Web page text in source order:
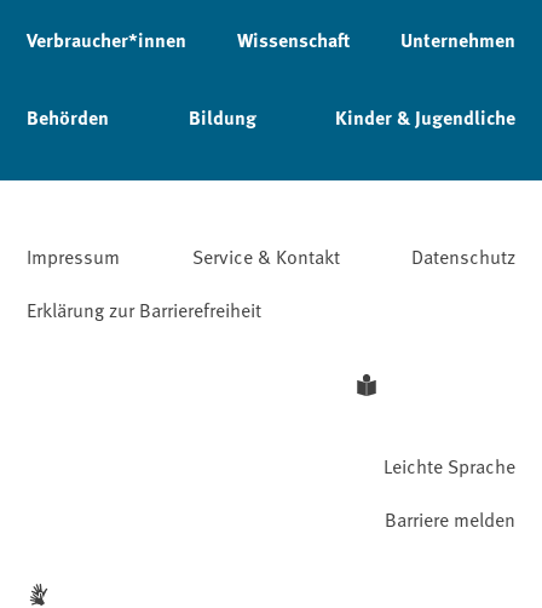
Verbraucher*innen Wissenschaft Unternehmen
Behörden Bildung Kinder & Jugendliche
Impressum Service & Kontakt
Datenschutz
Erklärung zur Barrierefreiheit
Leichte Sprache
Barriere melden